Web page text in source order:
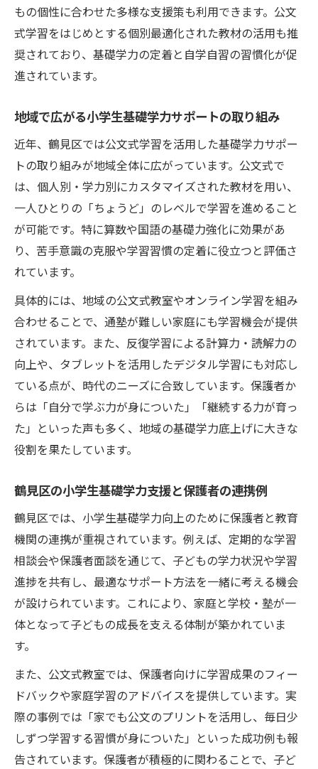
もの個性に合わせた多様な支援策も利用できます。公文
式学習をはじめとする個別最適化された教材の活用も推
奨されており、基礎学力の定着と自学自習の習慣化が促
進されています。
地域で広がる小学生基礎学力サポートの取り組み
近年、鶴見区では公文式学習を活用した基礎学力サポー
トの取り組みが地域全体に広がっています。公文式で
は、個人別・学力別にカスタマイズされた教材を用い、
一人ひとりの「ちょうど」のレベルで学習を進めること
が可能です。特に算数や国語の基礎力強化に効果があ
り、苦手意識の克服や学習習慣の定着に役立つと評価さ
れています。
具体的には、地域の公文式教室やオンライン学習を組み
合わせることで、通塾が難しい家庭にも学習機会が提供
されています。また、反復学習による計算力・読解力の
向上や、タブレットを活用したデジタル学習にも対応し
ている点が、時代のニーズに合致しています。保護者か
らは「自分で学ぶ力が身についた」「継続する力が育っ
た」といった声も多く、地域の基礎学力底上げに大きな
役割を果たしています。
鶴見区の小学生基礎学力支援と保護者の連携例
鶴見区では、小学生基礎学力向上のために保護者と教育
機関の連携が重視されています。例えば、定期的な学習
相談会や保護者面談を通じて、子どもの学力状況や学習
進捗を共有し、最適なサポート方法を一緒に考える機会
が設けられています。これにより、家庭と学校・塾が一
体となって子どもの成長を支える体制が築かれていま
す。
また、公文式教室では、保護者向けに学習成果のフィー
ドバックや家庭学習のアドバイスを提供しています。実
際の事例では「家でも公文のプリントを活用し、毎日少
しずつ学習する習慣が身についた」といった成功例も報
告されています。保護者が積極的に関わることで、子ど